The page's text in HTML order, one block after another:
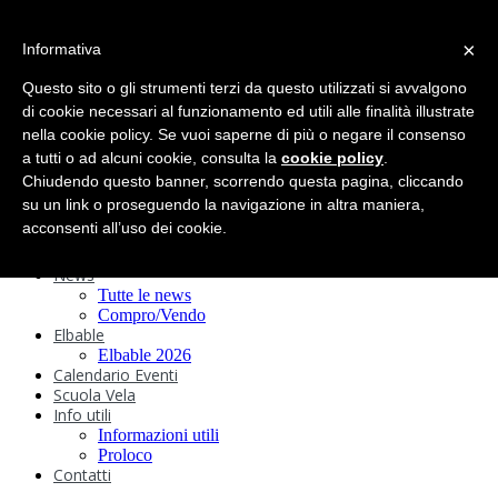
Circolo
Statuto e
Regolamenti
Storia
Ormeggi
Sede e Servizi
Attività
Safeguarding
News
Tutte le news
Compro/Vendo
Elbable
Elbable 2026
Calendario Eventi
Scuola Vela
Info utili
Informazioni utili
Proloco
Contatti
×
Informativa
Questo sito o gli strumenti terzi da questo utilizzati si avvalgono
di cookie necessari al funzionamento ed utili alle finalità illustrate
nella cookie policy. Se vuoi saperne di più o negare il consenso
a tutti o ad alcuni cookie, consulta la cookie policy
Chiudendo questo banner, scorrendo questa pagina, cliccando
su un link o proseguendo la navigazione in altra maniera,
acconsenti all’uso dei cookie.